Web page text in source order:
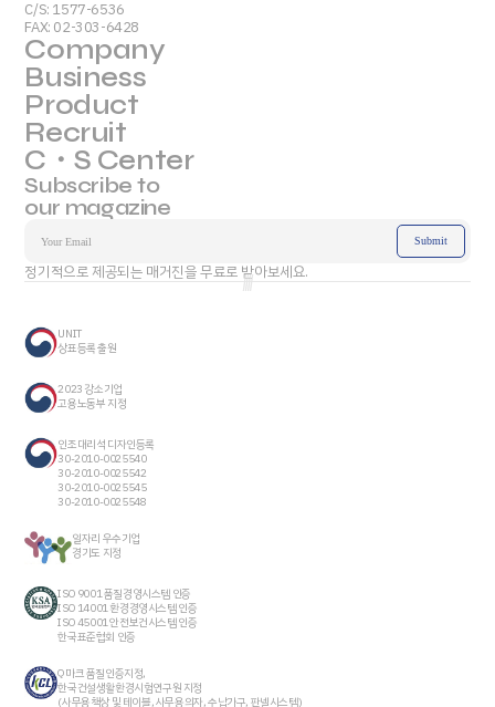
C/S: 1577-6536
FAX: 02-303-6428
Company
Business
Product
Recruit
C・S Center
Subscribe to
our magazine
정기적으로 제공되는 매거진을 무료로 받아보세요.
UNIT
상표등록 출원
2023 강소기업
고용노동부 지정
인조대리석 디자인등록
30-2010-0025540
30-2010-0025542
30-2010-0025545
30-2010-0025548
일자리 우수기업
경기도 지정
ISO 9001 품질경영시스템 인증
ISO 14001 환경경영시스템 인증
ISO 45001 안전보건시스템 인증
한국표준협회 인증
Q마크 품질인증지정,
한국건설생활환경시험연구원 지정
(사무용책상 및 테이블, 사무용의자, 수납가구, 판넬시스템)